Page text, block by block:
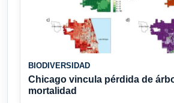
BIODIVERSIDAD
Chicago vincula pérdida de
mortalidad